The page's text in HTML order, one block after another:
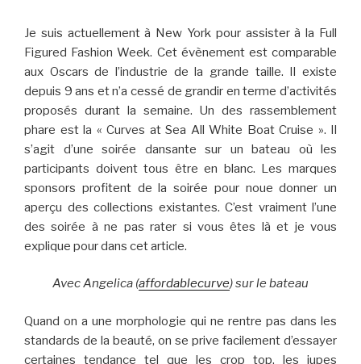
Je suis actuellement à New York pour assister à la Full
Figured Fashion Week. Cet évènement est comparable
aux Oscars de l’industrie de la grande taille. Il existe
depuis 9 ans et n’a cessé de grandir en terme d’activités
proposés durant la semaine. Un des rassemblement
phare est la « Curves at Sea All White Boat Cruise ». Il
s’agit d’une soirée dansante sur un bateau où les
participants doivent tous être en blanc. Les marques
sponsors profitent de la soirée pour noue donner un
aperçu des collections existantes. C’est vraiment l’une
des soirée à ne pas rater si vous êtes là et je vous
explique pour dans cet article.
Avec Angelica (affordablecurve) sur le bateau
Quand on a une morphologie qui ne rentre pas dans les
standards de la beauté, on se prive facilement d’essayer
certaines tendance tel que les crop top, les jupes